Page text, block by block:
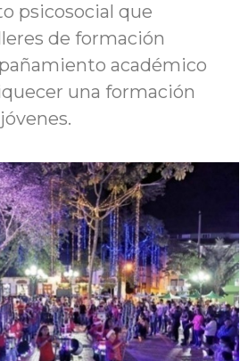
psicosocial que
de formación
académico
una formación